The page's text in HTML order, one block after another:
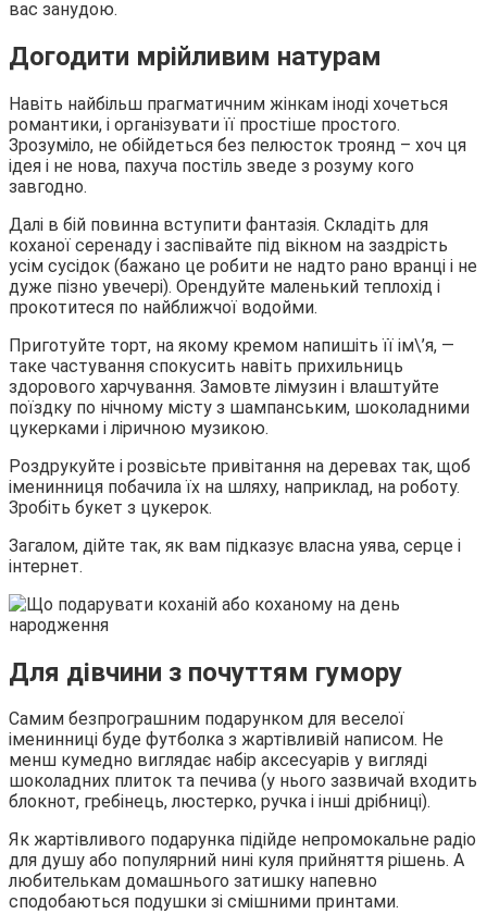
вас занудою.
Догодити мрійливим натурам
Навіть найбільш прагматичним жінкам іноді хочеться
романтики, і організувати її простіше простого.
Зрозуміло, не обійдеться без пелюсток троянд – хоч ця
ідея і не нова, пахуча постіль зведе з розуму кого
завгодно.
Далі в бій повинна вступити фантазія. Складіть для
коханої серенаду і заспівайте під вікном на заздрість
усім сусідок (бажано це робити не надто рано вранці і не
дуже пізно увечері). Орендуйте маленький теплохід і
прокотитеся по найближчої водойми.
Приготуйте торт, на якому кремом напишіть її ім\’я, —
таке частування спокусить навіть прихильниць
здорового харчування. Замовте лімузин і влаштуйте
поїздку по нічному місту з шампанським, шоколадними
цукерками і ліричною музикою.
Роздрукуйте і розвісьте привітання на деревах так, щоб
іменинниця побачила їх на шляху, наприклад, на роботу.
Зробіть букет з цукерок.
Загалом, дійте так, як вам підказує власна уява, серце і
інтернет.
Для дівчини з почуттям гумору
Самим безпрограшним подарунком для веселої
іменинниці буде футболка з жартівливій написом. Не
менш кумедно виглядає набір аксесуарів у вигляді
шоколадних плиток та печива (у нього зазвичай входить
блокнот, гребінець, люстерко, ручка і інші дрібниці).
Як жартівливого подарунка підійде непромокальне радіо
для душу або популярний нині куля прийняття рішень. А
любителькам домашнього затишку напевно
сподобаються подушки зі смішними принтами.